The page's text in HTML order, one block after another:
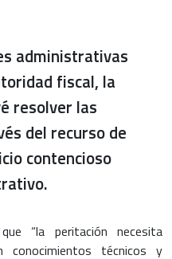
administrativas
fiscal, la
resolver las
del recurso de
contencioso
“la peritación necesita
conocimientos técnicos y